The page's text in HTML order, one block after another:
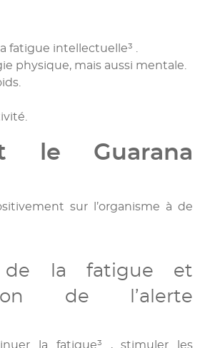
fatigue intellectuelle³ .
physique, mais aussi mentale.
le Guarana
sur l’organisme à de
de la fatigue et
de l’alerte
la fatigue³ , stimuler les